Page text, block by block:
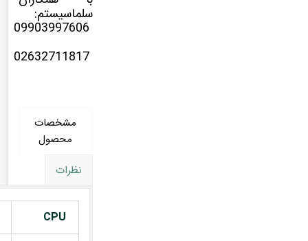
سلماسیستم:
09903997606
02632711817
مشخصات
محصول
نظرات
CPU